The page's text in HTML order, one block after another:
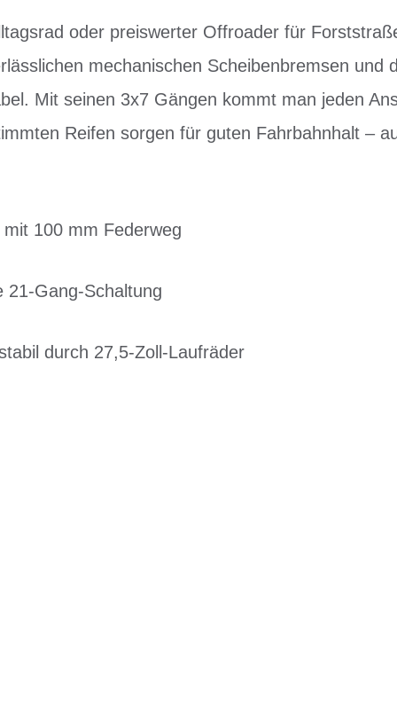
oder preiswerter Offroader für
mechanischen Scheibenbremsen und
Mit seinen 3x7 Gängen kommt man jeden
Reifen sorgen für guten Fahrbahnhalt –
100 mm Federweg
21-Gang-Schaltung
durch 27,5-Zoll-Laufräder